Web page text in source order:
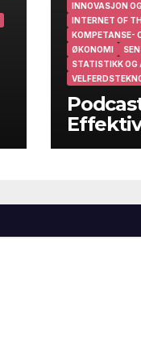
INNOVASJON
INTERNET OF
KOMPETANSE-
ØKONOMI
STATISTIKK OG